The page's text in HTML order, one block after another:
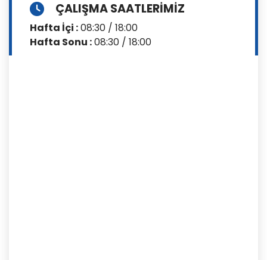
ÇALIŞMA SAATLERIMIZ
Hafta İçi :08:30 / 18:00
Hafta Sonu :08:30 / 18:00